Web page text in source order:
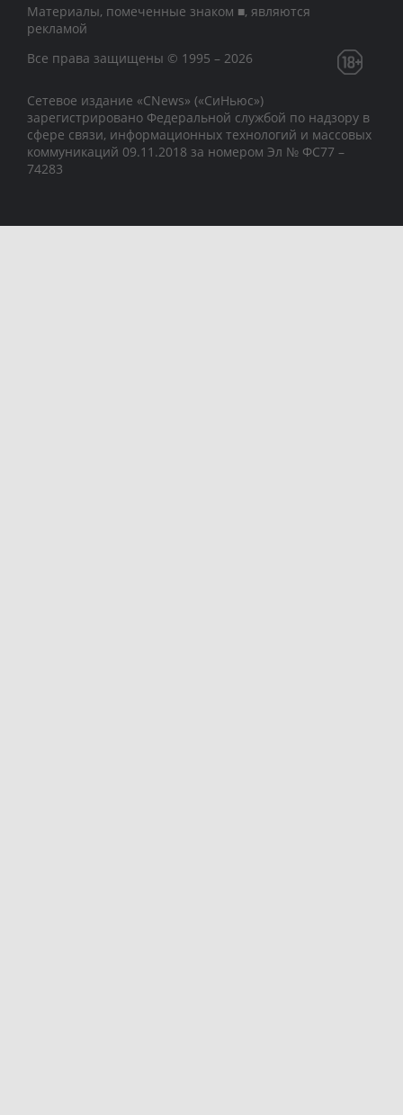
Материалы, помеченные знаком ■, являются
рекламой
Все права защищены © 1995 – 2026
Сетевое издание «CNews» («СиНьюс»)
зарегистрировано Федеральной службой по надзору в
сфере связи, информационных технологий и массовых
коммуникаций 09.11.2018 за номером Эл № ФС77 –
74283